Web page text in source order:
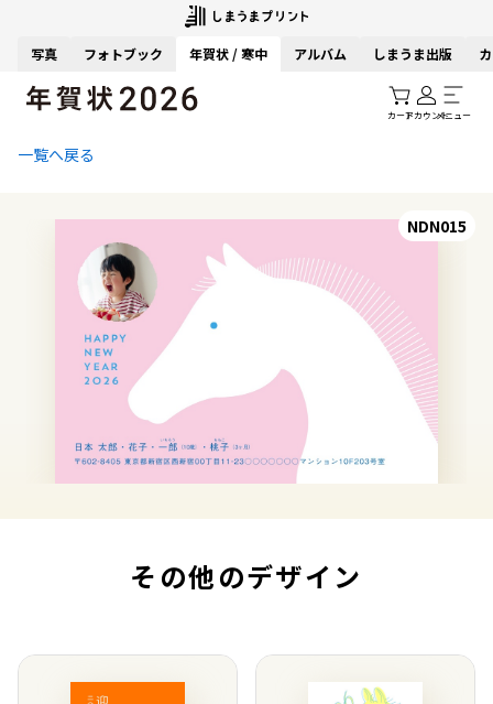
写真 フォトブック 年賀状 / 寒中 アルバム しまうま出版
カートアカウントメニュー
一覧へ戻る
NDN015
その他のデザイン